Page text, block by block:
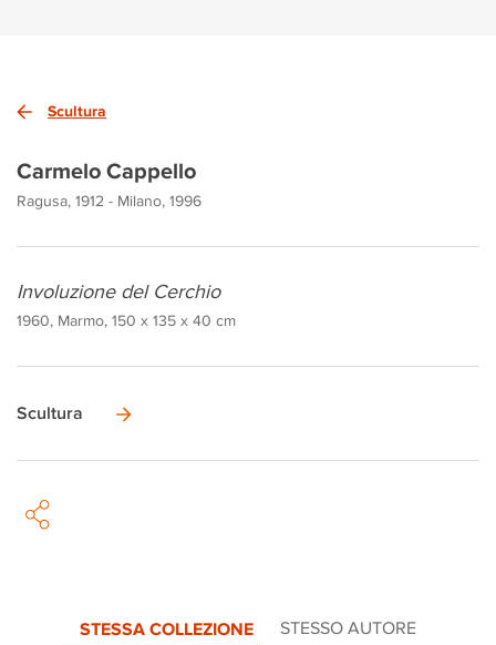
Scultura
Carmelo Cappello
Ragusa, 1912 - Milano, 1996
Involuzione del Cerchio
1960, Marmo, 150 x 135 x 40 cm
Scultura
STESSA COLLEZIONE STESSO AUTORE